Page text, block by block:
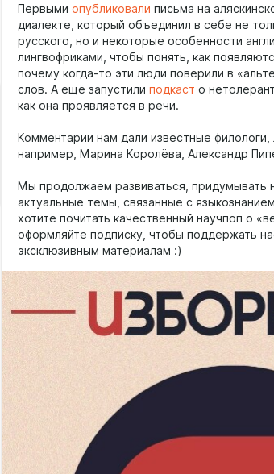
Первыми опубликовали письма на
диалекте, который объединил в себе не
русского, но и некоторые особенности
лингвофриками, чтобы понять, как
почему когда-то эти люди поверили в
слов. А ещё запустили подкаст о
как она проявляется в речи.
Комментарии нам дали известные
например, Марина Королёва, Александр
Мы продолжаем развиваться, придумывать
актуальные темы, связанные с
хотите почитать качественный научпоп о
оформляйте подписку, чтобы поддержать
эксклюзивным материалам :)